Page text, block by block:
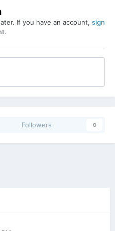
If you have an account, sign
Followers 0